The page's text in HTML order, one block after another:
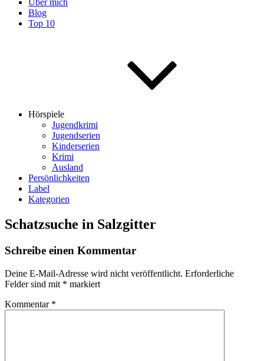
Über mich
Blog
Top 10
Hörspiele
Jugendkrimi
Jugendserien
Kinderserien
Krimi
Ausland
Persönlichkeiten
Label
Kategorien
Schatzsuche in Salzgitter
Schreibe einen Kommentar
Deine E-Mail-Adresse wird nicht veröffentlicht. Erforderliche
Felder sind mit * markiert
Kommentar *